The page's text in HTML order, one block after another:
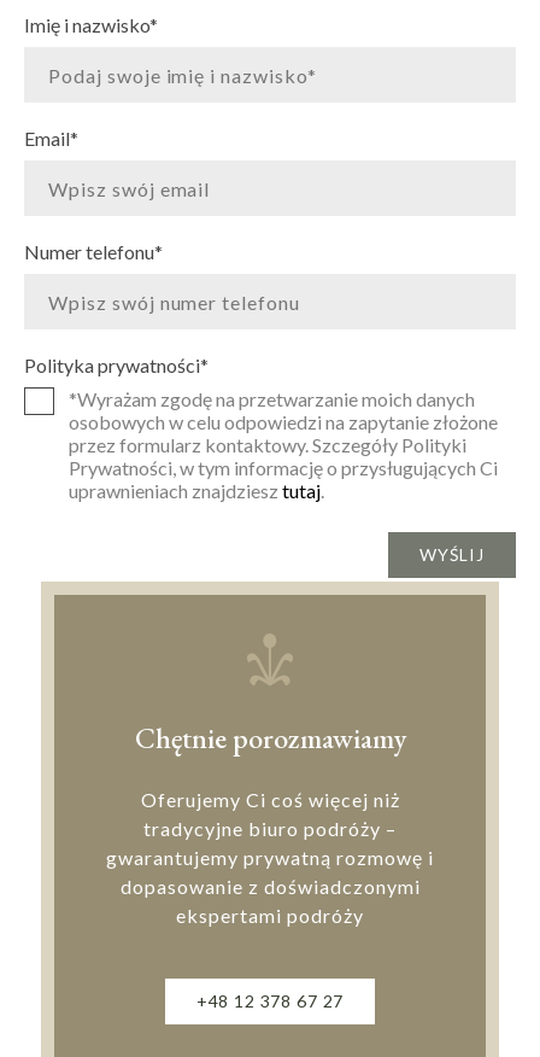
Imię i nazwisko*
Email*
Numer telefonu*
Polityka prywatności*
*Wyrażam zgodę na przetwarzanie moich danych
osobowych w celu odpowiedzi na zapytanie złożone
przez formularz kontaktowy. Szczegóły Polityki
Prywatności, w tym informację o przysługujących Ci
uprawnieniach znajdziesz tutaj.
Chętnie porozmawiamy
Oferujemy Ci coś więcej niż
tradycyjne biuro podróży –
gwarantujemy prywatną rozmowę i
dopasowanie z doświadczonymi
ekspertami podróży
+48 12 378 67 27